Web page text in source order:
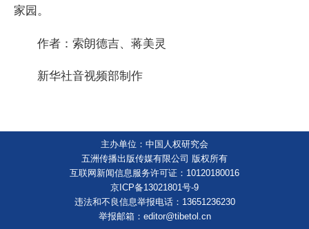
家园。
作者：索朗德吉、蒋美灵
新华社音视频部制作
主办单位：中国人权研究会
五洲传播出版传媒有限公司 版权所有
互联网新闻信息服务许可证：10120180016
京ICP备13021801号-9
违法和不良信息举报电话：13651236230
举报邮箱：editor@tibetol.cn